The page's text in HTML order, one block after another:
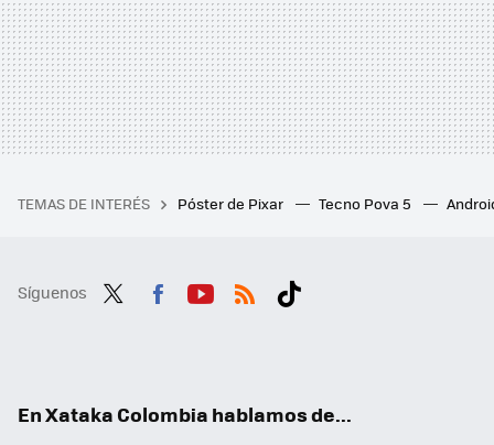
TEMAS DE INTERÉS Póster de Pixar Tecno Pova 5
Síguenos
En Xataka Colombia hablamos de...